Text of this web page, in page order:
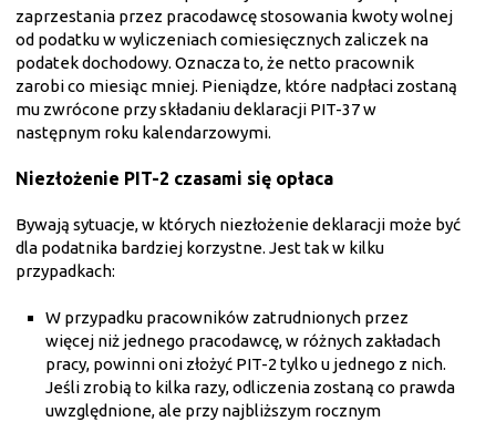
zaprzestania przez pracodawcę stosowania kwoty wolnej
od podatku w wyliczeniach comiesięcznych zaliczek na
podatek dochodowy. Oznacza to, że netto pracownik
zarobi co miesiąc mniej. Pieniądze, które nadpłaci zostaną
mu zwrócone przy składaniu deklaracji PIT-37 w
następnym roku kalendarzowymi.
Niezłożenie PIT-2 czasami się opłaca
Bywają sytuacje, w których niezłożenie deklaracji może być
dla podatnika bardziej korzystne. Jest tak w kilku
przypadkach:
W przypadku pracowników zatrudnionych przez
więcej niż jednego pracodawcę, w różnych zakładach
pracy, powinni oni złożyć PIT-2 tylko u jednego z nich.
Jeśli zrobią to kilka razy, odliczenia zostaną co prawda
uwzględnione, ale przy najbliższym rocznym